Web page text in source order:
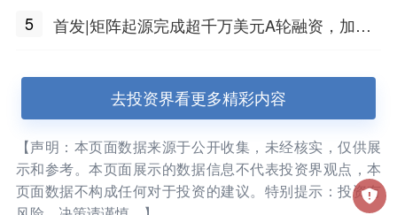
5
首发|矩阵起源完成超千万美元A轮融资，加速
去投资界看更多精彩内容
【声明：本页面数据来源于公开收集，未经核实，仅供展
示和参考。本页面展示的数据信息不代表投资界观点，本
页面数据不构成任何对于投资的建议。特别提示：投资有